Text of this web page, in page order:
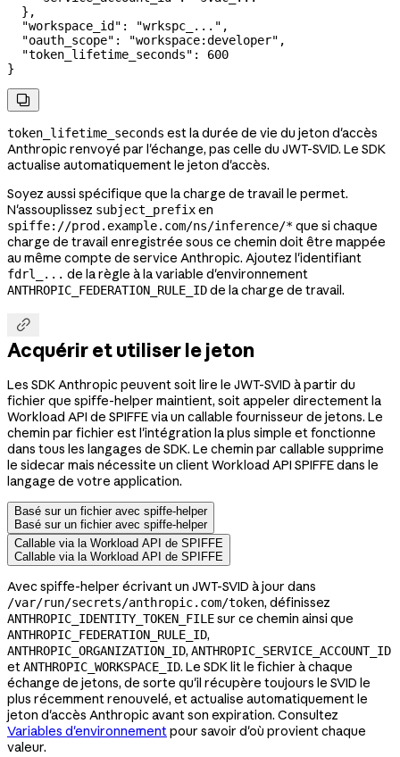
  },
  "workspace_id"
: "wrkspc_..." ,
  "oauth_scope"
: "workspace:developer" ,
  "token_lifetime_seconds"
: 600
}

token_lifetime_seconds est la durée de vie du jeton d'accès
Anthropic renvoyé par l'échange, pas celle du JWT-SVID. Le SDK
actualise automatiquement le jeton d'accès.
Soyez aussi spécifique que la charge de travail le permet.
N'assouplissez subject_prefixen
spiffe://prod.example.com/ns/inference/*que si chaque
charge de travail enregistrée sous ce chemin doit être mappée
au même compte de service Anthropic. Ajoutez l'identifiant
fdrl_... de la règle à la variable d'environnement
ANTHROPIC_FEDERATION_RULE_IDde la charge de travail.

Acquérir et utiliser le jeton
Les SDK Anthropic peuvent soit lire le JWT-SVID à partir du
fichier que spiffe-helper maintient, soit appeler directement la
Workload API de SPIFFE via un callable fournisseur de jetons. Le
chemin par fichier est l'intégration la plus simple et fonctionne
dans tous les langages de SDK. Le chemin par callable supprime
le sidecar mais nécessite un client Workload API SPIFFE dans le
langage de votre application.
Basé sur un fichier avec spiffe-helper
Basé sur un fichier avec spiffe-helper
Callable via la Workload API de SPIFFE
Callable via la Workload API de SPIFFE
Avec spiffe-helper écrivant un JWT-SVID à jour dans
/var/run/secrets/anthropic.com/token, définissez
ANTHROPIC_IDENTITY_TOKEN_FILEsur ce chemin ainsi que
ANTHROPIC_FEDERATION_RULE_ID,
ANTHROPIC_ORGANIZATION_ID, ANTHROPIC_SERVICE_ACCOUNT_ID
etANTHROPIC_WORKSPACE_ID. Le SDK lit le fichier à chaque
échange de jetons, de sorte qu'il récupère toujours le SVID le
plus récemment renouvelé, et actualise automatiquement le
jeton d'accès Anthropic avant son expiration. Consultez
Variables d'environnementpour savoir d'où provient chaque
valeur.